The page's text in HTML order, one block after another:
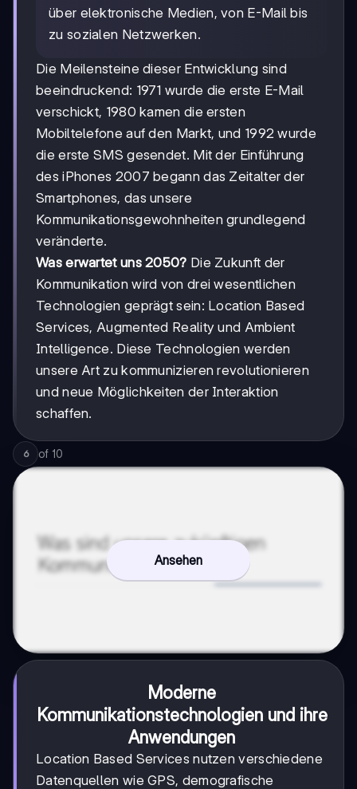
über elektronische Medien, von E-Mail bis
zu sozialen Netzwerken.
Die Meilensteine dieser Entwicklung sind
beeindruckend: 1971 wurde die erste E-Mail
verschickt, 1980 kamen die ersten
Mobiltelefone auf den Markt, und 1992 wurde
die erste SMS gesendet. Mit der Einführung
des iPhones 2007 begann das Zeitalter der
Smartphones, das unsere
Kommunikationsgewohnheiten grundlegend
veränderte.
Was erwartet uns 2050? Die Zukunft der
Kommunikation wird von drei wesentlichen
Technologien geprägt sein: Location Based
Services, Augmented Reality und Ambient
Intelligence. Diese Technologien werden
unsere Art zu kommunizieren revolutionieren
und neue Möglichkeiten der Interaktion
schaffen.
6 of 10
Ansehen
Moderne
Kommunikationstechnologien und ihre
Anwendungen
Location Based Services nutzen verschiedene
Datenquellen wie GPS, demografische